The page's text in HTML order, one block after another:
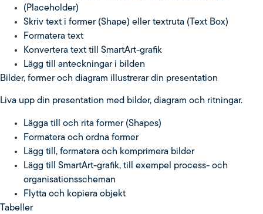
(Placeholder)
Skriv text i former (Shape) eller textruta (Text Box)
Formatera text
Konvertera text till SmartArt-grafik
Lägg till anteckningar i bilden
Bilder, former och diagram illustrerar din presentation
Liva upp din presentation med bilder, diagram och ritningar.
Lägga till och rita former (Shapes)
Formatera och ordna former
Lägg till, formatera och komprimera bilder
Lägg till SmartArt-grafik, till exempel process- och
organisationsscheman
Flytta och kopiera objekt
Tabeller